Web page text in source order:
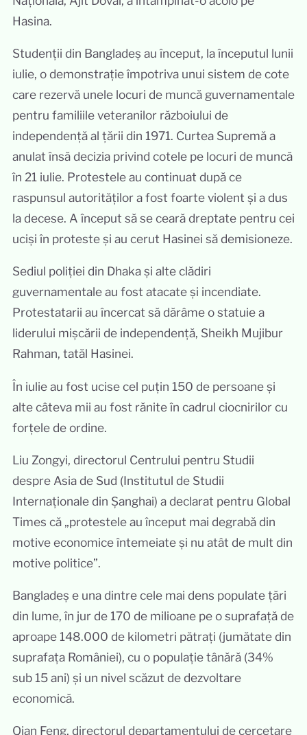
Hasina.
Studenții din Bangladeș au început, la începutul lunii
iulie, o demonstrație împotriva unui sistem de cote
care rezervă unele locuri de muncă guvernamentale
pentru familiile veteranilor războiului de
independență al țării din 1971. Curtea Supremă a
anulat însă decizia privind cotele pe locuri de muncă
în 21 iulie. Protestele au continuat după ce
raspunsul autorităților a fost foarte violent și a dus
la decese. A început să se ceară dreptate pentru cei
uciși în proteste și au cerut Hasinei să demisioneze.
Sediul poliției din Dhaka și alte clădiri
guvernamentale au fost atacate și incendiate.
Protestatarii au încercat să dărâme o statuie a
liderului mișcării de independență, Sheikh Mujibur
Rahman, tatăl Hasinei.
În iulie au fost ucise cel puțin 150 de persoane și
alte câteva mii au fost rănite în cadrul ciocnirilor cu
forțele de ordine.
Liu Zongyi, directorul Centrului pentru Studii
despre Asia de Sud (Institutul de Studii
Internaționale din Șanghai) a declarat pentru Global
Times că „protestele au început mai degrabă din
motive economice întemeiate și nu atât de mult din
motive politice”.
Bangladeș e una dintre cele mai dens populate țări
din lume, în jur de 170 de milioane pe o suprafață de
aproape 148.000 de kilometri pătrați (jumătate din
suprafața României), cu o populație tânără (34%
sub 15 ani) și un nivel scăzut de dezvoltare
economică.
Qian Feng, directorul departamentului de cercetare